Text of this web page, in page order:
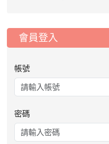
::: 會員登入
帳號
密碼
2026-08-06
楊梅區代表選手服裝領取